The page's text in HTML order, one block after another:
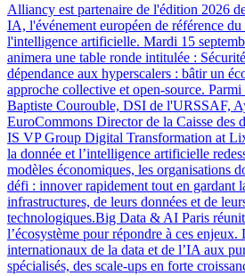
Alliancy est partenaire de l'édition 2026
IA, l'événement européen de référence du
l'intelligence artificielle. Mardi 15
animera une table ronde intitulée :
dépendance aux hyperscalers : bâtir un
approche collective et open-source. Parmi
Baptiste Courouble, DSI de l'URSSAF,
EuroCommons Director de la Caisse des
IS VP Group Digital Transformation at
la donnée et l’intelligence artificielle
modèles économiques, les organisations
défi : innover rapidement tout en gardant
infrastructures, de leurs données et de
technologiques.Big Data & AI Paris réunit
l’écosystème pour répondre à ces enjeux.
internationaux de la data et de l’IA aux
spécialisés, des scale-ups en forte